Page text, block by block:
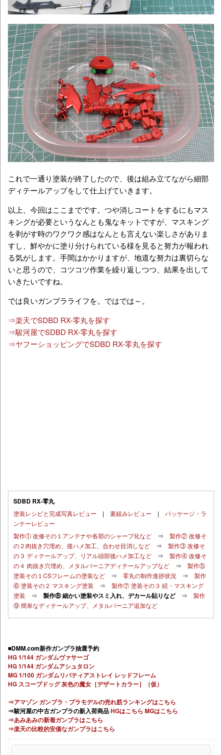
これで一通り塗装が終了したので、後は組み立てながら細部
ディテールアップをして仕上げていきます。
以上、今回はここまでです。つや消しコートをするにもマス
キングが必要というなんとも鬼なキットですが、マスキング
を剥がす時のワクワク感はなんとも言えない楽しさがありま
すし、鮮やかに塗り分けられている様を見ると努力が報われ
る気がします。手間はかかりますが、地道な努力は裏切らな
いと思うので、コツコツ作業を繰り返しつつ、結果を出して
いきたいですね。
では良いガンプラライフを。ではでは～。
⇒楽天でSDBD RX-零丸を探す
⇒駿河屋でSDBD RX-零丸を探す
⇒ヤフーショッピングでSDBD RX-零丸を探す
SDBD RX-零丸
塗装レシピと完成写真レビュー | 素組みレビュー | パッケージ・ラ
ンナーレビュー
製作① 改修その１アンテナや各部のシャープ化など ⇒ 製作② 改修そ
の２肉抜き穴埋め、後ハメ加工、合わせ目消しなど ⇒ 製作③ 改修そ
の３ ディテールアップ、リアル頭部後ハメ加工など ⇒ 製作④ 改修そ
の４ 肉抜き穴埋め、メタルバーニアディテールアップなど ⇒ 製作⑤
塗装その１CSフレームの塗装など ⇒ 零丸の制作進捗状況 ⇒ 製作
⑥ 塗装その２ マスキング塗装 ⇒ 製作⑦ 塗装その３ 続・マスキング
塗装 ⇒ 製作⑧ 細かい塗装やスミ入れ、デカール貼りなど⇒ 製作
⑨ 簡単なディテールアップ、メタルバーニア追加など
■DMM.com新作ガンプラ抽選予約
HG 1/144 ガンダムヴァサーゴ
HG 1/144 ガンダムアシュタロン
MG 1/100 ガンダムリバティアストレイ レッドフレーム
HG スコープドッグ 灰色の魔女［デザートカラー］（仮）
⇒アマゾン ガンプラ・プラモデルの売れ筋ランキングはこちら
⇒駿河屋の中古ガンプラの新入荷商品HGはこちら MGはこちら
⇒あみあみの新着ガンプラはこちら
⇒楽天の比較的安価なガンプラはこちら